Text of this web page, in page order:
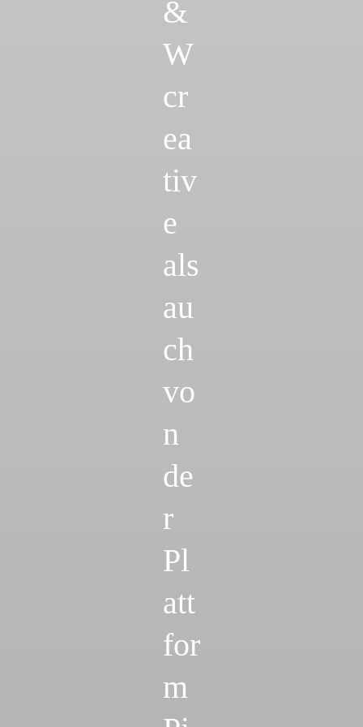
&
W
cr
ea
tiv
e
als
au
ch
vo
n
de
r
Pl
att
for
m